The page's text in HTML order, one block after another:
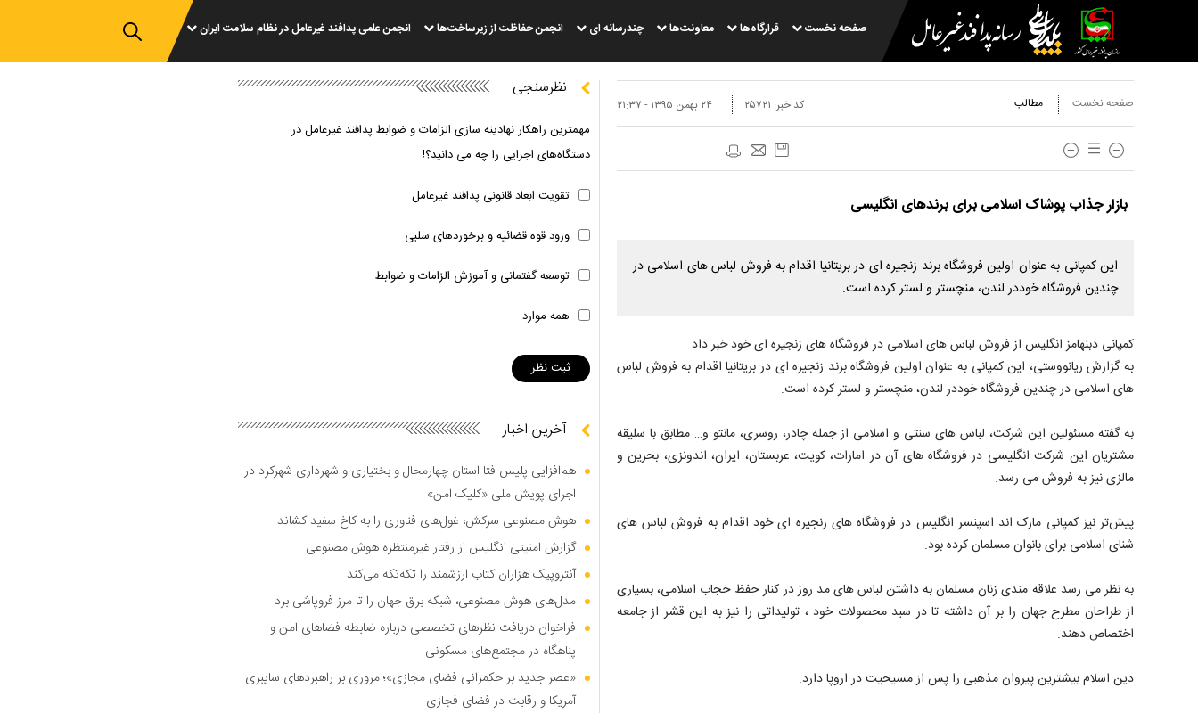
صفحه نخست قرارگاه‌ها معاونت‌ها چندرسانه ای انجمن حفاظت از زیرساخت‌ها انجمن علمی پدافند غیرعامل در نظام سلامت ایران
صفحه نخست مطالب ۲۴ بهمن ۱۳۹۵ - ۲۱:۳۷ کد خبر: ۲۵۷۲۱
بازار جذاب پوشاک اسلامی برای برندهای انگلیسی
این کمپانی به عنوان اولین فروشگاه برند زنجیره ای در بریتانیا اقدام به فروش لباس های اسلامی در
چندین فروشگاه خوددر لندن، منچستر و لستر کرده است.
کمپانی دبنهامز انگلیس از فروش لباس های اسلامی در فروشگاه های زنجیره ای خود خبر داد.
به گزارش ریانووستی، این کمپانی به عنوان اولین فروشگاه برند زنجیره ای در بریتانیا اقدام به فروش لباس
های اسلامی در چندین فروشگاه خوددر لندن، منچستر و لستر کرده است.
به گفته مسئولین این شرکت، لباس های سنتی و اسلامی از جمله چادر، روسری، مانتو و… مطابق با سلیقه
مشتریان این شرکت انگلیسی در فروشگاه های آن در امارات، کویت، عربستان، ایران، اندونزی، بحرین و
مالزی نیز به فروش می رسد.
پیش‌تر نیز کمپانی مارک اند اسپنسر انگلیس در فروشگاه های زنجیره ای خود اقدام به فروش لباس های
شنای اسلامی برای بانوان مسلمان کرده بود.
به نظر می رسد علاقه مندی زنان مسلمان به داشتن لباس های مد روز در کنار حفظ حجاب اسلامی، بسیاری
از طراحان مطرح جهان را بر آن داشته تا در سبد محصولات خود ، تولیداتی را نیز به این قشر از جامعه
اختصاص دهند.
دین اسلام بیشترین پیروان مذهبی را پس از مسیحیت در اروپا دارد.
نظرسنجی
مهمترین راهکار نهادینه سازی الزامات و ضوابط پدافند غیرعامل در
دستگاه‌های اجرایی را چه می دانید؟!
تقویت ابعاد قانونی پدافند غیرعامل
ورود قوه قضائیه و برخوردهای سلبی
توسعه گفتمانی و آموزش الزامات و ضوابط
همه موارد
آخرین اخبار
هم‌افزایی پلیس فتا استان چهارمحال و بختیاری و شهرداری شهرکرد در
اجرای پویش ملی «کلیک امن»
هوش مصنوعی سرکش، غول‌های فناوری را به کاخ سفید کشاند
گزارش امنیتی انگلیس از رفتار غیرمنتظره هوش مصنوعی
آنتروپیک هزاران کتاب ارزشمند را تکه‌تکه می‌کند
مدل‌های هوش مصنوعی، شبکه برق جهان را تا مرز فروپاشی برد
فراخوان دریافت نظر‌های تخصصی درباره ضابطه فضا‌های امن و
پناهگاه در مجتمع‌های مسکونی
«عصر جدید بر حکمرانی فضای مجازی»؛ مروری بر راهبرد‌های سایبری
آمریکا و رقابت در فضای فجازی